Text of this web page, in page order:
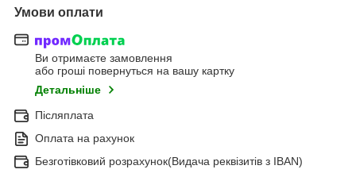
Умови оплати
Ви отримаєте замовлення
або гроші повернуться на вашу картку
Детальніше
Післяплата
Оплата на рахунок
Безготівковий розрахунок(Видача реквізитів з IBAN)